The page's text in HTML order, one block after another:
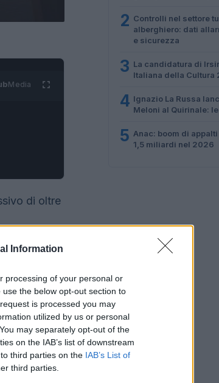
Information
processing of your personal or
the below opt-out section to
is processed you may
utilized by us or personal
may separately opt-out of the
on the IAB’s list of downstream
third parties on the IAB’s List of
third parties.
Media
di oltre
2 Controlli nel settore
alberghiero: dati
e sicurezza
3 La candidatura di
Italiana della Cultura
4 Ignazio La Russa
Meloni al Quirinale:
5 Anac: boom di
1,5 miliardi nel 2026